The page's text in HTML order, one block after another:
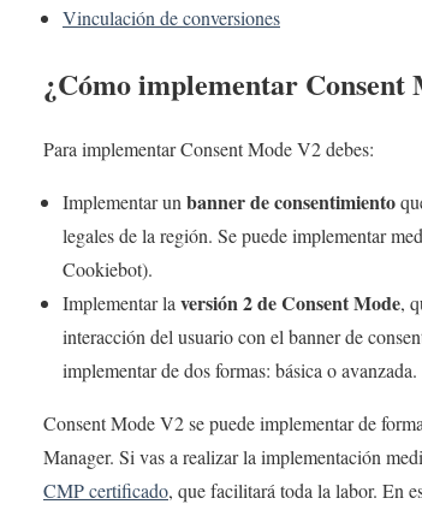
Vinculación de conversiones
¿Cómo implementar Consent
Para implementar Consent Mode V2 debes:
Implementar unbanner de consentimiento
legales de la región. Se puede implementar
Cookiebot).
Implementar laversión 2 de Consent Mode,
interacción del usuario con el banner de
implementar de dos formas: básica o avanzada.
Consent Mode V2 se puede implementar de
Manager. Si vas a realizar la implementación
CMP certificado, que facilitará toda la labor. En